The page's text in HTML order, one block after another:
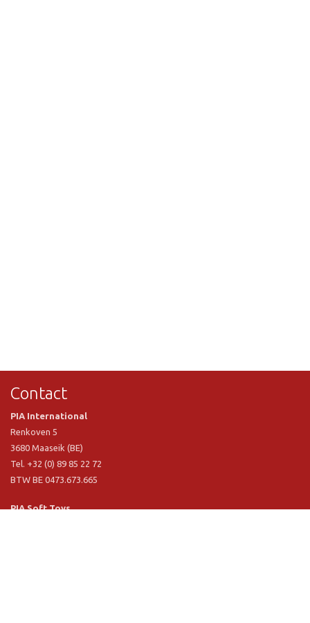
Contact
PIA International
Renkoven 5
3680 Maaseik (BE)
Tel. +32 (0) 89 85 22 72
BTW BE 0473.673.665
PIA Soft Toys